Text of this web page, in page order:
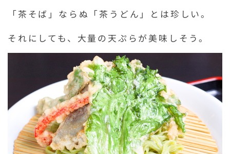
「茶そば」ならぬ「茶うどん」とは珍しい。
それにしても、大量の天ぷらが美味しそう。